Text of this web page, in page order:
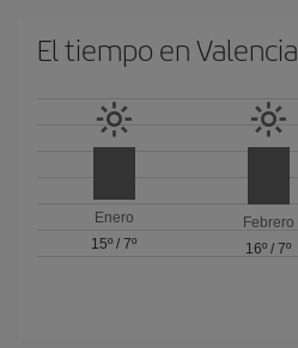
El tiempo en Valencia
Enero
15º /7º
Febrero
16º / 7º